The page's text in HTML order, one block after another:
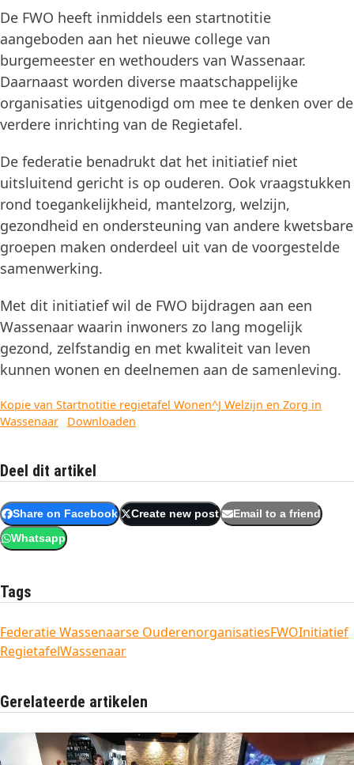
De FWO heeft inmiddels een startnotitie
aangeboden aan het nieuwe college van
burgemeester en wethouders van Wassenaar.
Daarnaast worden diverse maatschappelijke
organisaties uitgenodigd om mee te denken over de
verdere inrichting van de Regietafel.
De federatie benadrukt dat het initiatief niet
uitsluitend gericht is op ouderen. Ook vraagstukken
rond toegankelijkheid, mantelzorg, welzijn,
gezondheid en ondersteuning van andere kwetsbare
groepen maken onderdeel uit van de voorgestelde
samenwerking.
Met dit initiatief wil de FWO bijdragen aan een
Wassenaar waarin inwoners zo lang mogelijk
gezond, zelfstandig en met kwaliteit van leven
kunnen wonen en deelnemen aan de samenleving.
Kopie van Startnotitie regietafel Wonen^J Welzijn en Zorg in
Wassenaar
Downloaden
Deel dit artikel
Share on Facebook Create new post Email to a friend
Whatsapp
Tags
Federatie Wassenaarse OuderenorganisatiesFWOInitiatief
RegietafelWassenaar
Gerelateerde artikelen